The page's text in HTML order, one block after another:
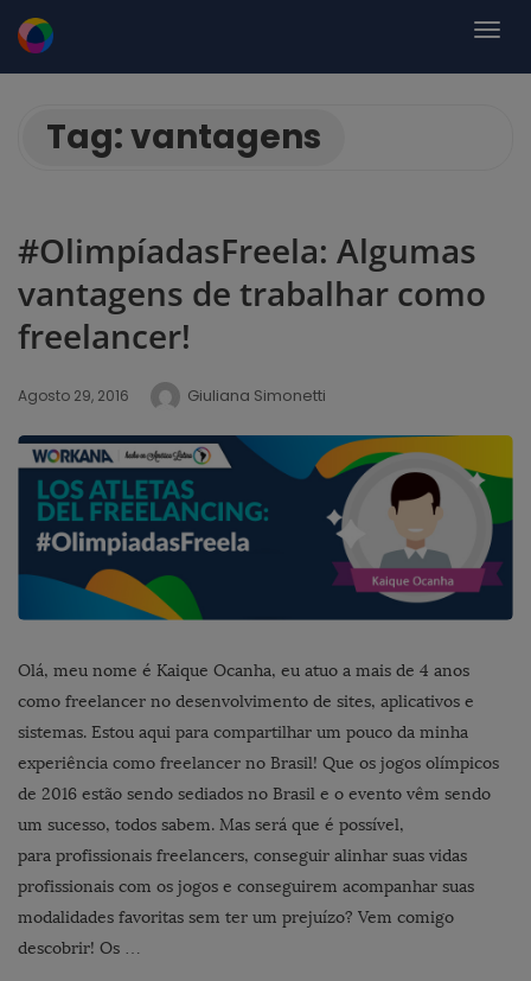
Tag:vantagens
#OlimpíadasFreela: Algumas
vantagens de trabalhar como
freelancer!
Agosto 29, 2016 Giuliana Simonetti
Olá, meu nome é Kaique Ocanha, eu atuo a mais de 4 anos
como freelancer no desenvolvimento de sites, aplicativos e
sistemas. Estou aqui para compartilhar um pouco da minha
experiência como freelancer no Brasil! Que os jogos olímpicos
de 2016 estão sendo sediados no Brasil e o evento vêm sendo
um sucesso, todos sabem. Mas será que é possível,
para profissionais freelancers, conseguir alinhar suas vidas
profissionais com os jogos e conseguirem acompanhar suas
modalidades favoritas sem ter um prejuízo? Vem comigo
descobrir! Os …